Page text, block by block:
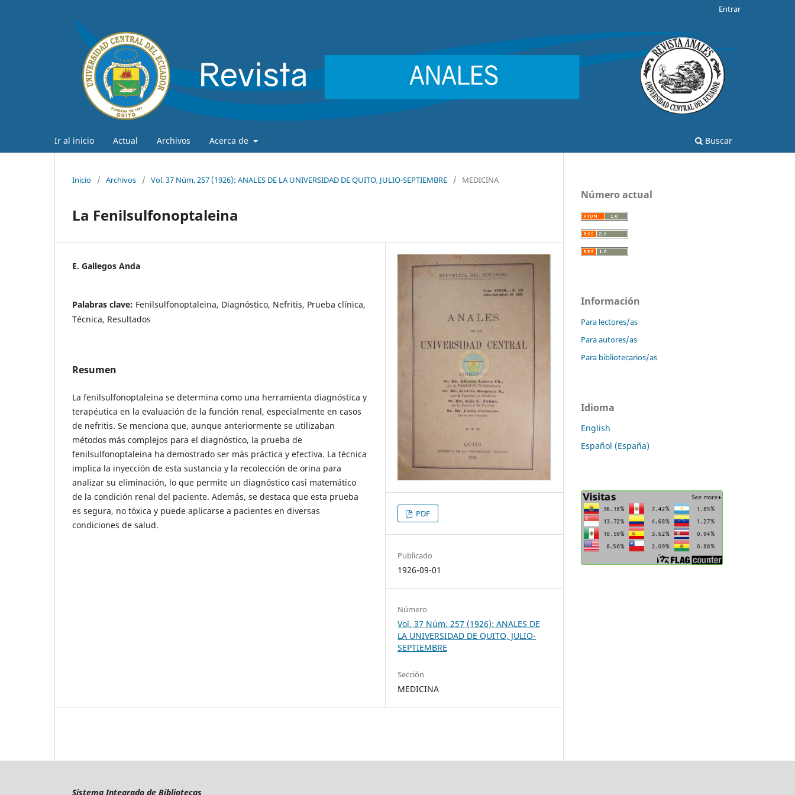
Ir al inicio Actual Archivos Acerca de Buscar
Entrar
Inicio / Archivos / Vol. 37 Núm. 257 (1926): ANALES DE LA UNIVERSIDAD DE QUITO, JULIO-SEPTIEMBRE / MEDICINA
La Fenilsulfonoptaleina
E. Gallegos Anda
Palabras clave: Fenilsulfonoptaleina, Diagnóstico, Nefritis, Prueba clínica,
Técnica, Resultados
Resumen
La fenilsulfonoptaleina se determina como una herramienta diagnóstica y
terapéutica en la evaluación de la función renal, especialmente en casos
de nefritis. Se menciona que, aunque anteriormente se utilizaban
métodos más complejos para el diagnóstico, la prueba de
fenilsulfonoptaleina ha demostrado ser más práctica y efectiva. La técnica
implica la inyección de esta sustancia y la recolección de orina para
analizar su eliminación, lo que permite un diagnóstico casi matemático
de la condición renal del paciente. Además, se destaca que esta prueba
es segura, no tóxica y puede aplicarse a pacientes en diversas
condiciones de salud.
PDF
Publicado
1926-09-01
Número
Vol. 37 Núm. 257 (1926): ANALES DE
LA UNIVERSIDAD DE QUITO, JULIO-
SEPTIEMBRE
Sección
MEDICINA
Número actual
Información
Para lectores/as
Para autores/as
Para bibliotecarios/as
Idioma
English
Español (España)
Sistema Integrado de Bibliotecas